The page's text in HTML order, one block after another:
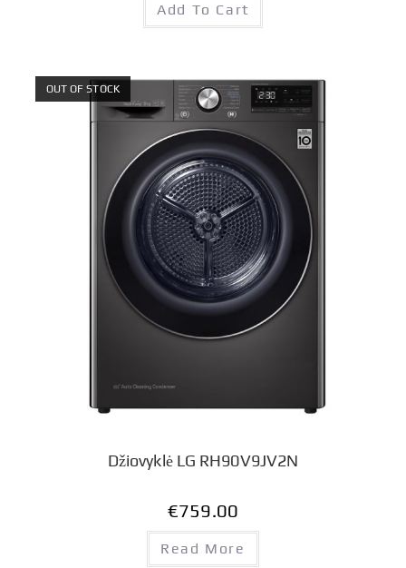
Add To Cart
OUT OF STOCK
Džiovyklė LG RH90V9JV2N
€759.00
Read More